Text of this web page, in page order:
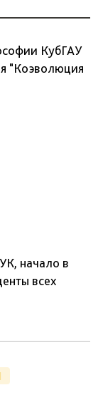
КубГАУ
"Коэволюция
начало в
всех